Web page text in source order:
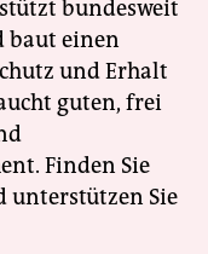
bundesweit
baut einen
und Erhalt
guten, frei
Finden Sie
unterstützen Sie